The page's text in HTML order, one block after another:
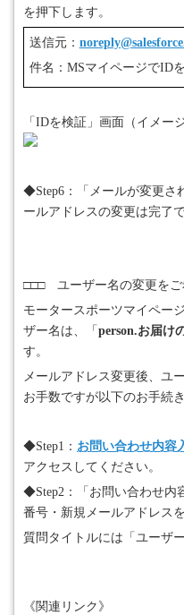
を押下します。
送信元：
件名： MSマイページでID
「 IDを検証」画面（イメージ
◆Step6 ：「メールが変更
ールアドレスの変更は完了
□□□ ユーザー名の変更を
モータースポーツマイペー
ザー名は、「 person.お届け
す。
メールアドレス変更後、ユ
お手数ですが以下のお手続
◆Step1 ： お問い合わせ内容
アクセスしてください。
◆Step2 ：「お問い合わせ内
番号・新規メールアドレス
質問タイトルには「ユーザ
《関連リンク》